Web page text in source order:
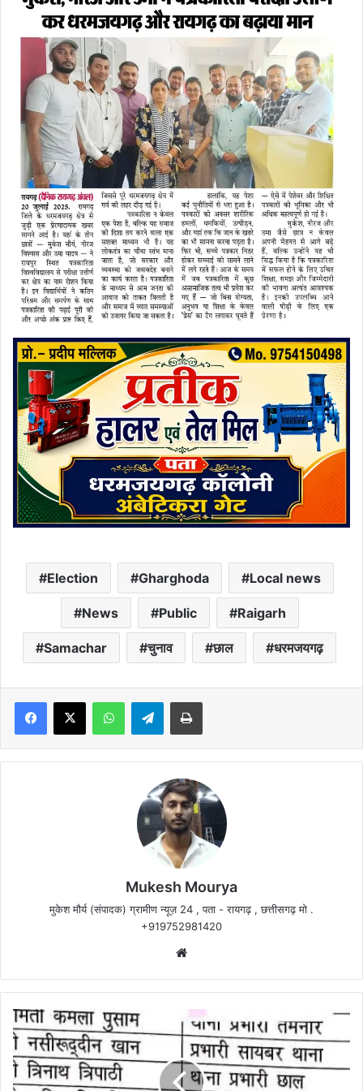
Election Gharghoda Local news
News Public Raigarh
Samachar चुनाव छाल धरमजयगढ़
Facebook
X WhatsAppTelegramPrint
Mukesh Mourya
मुकेश मौर्य (संपादक) ग्रामीण न्यूज़ 24 , पता - रायगढ़ , छत्तीसगढ़ मो .
+919752981420
छाल
थाना
प्रभारी
का
तबादला,